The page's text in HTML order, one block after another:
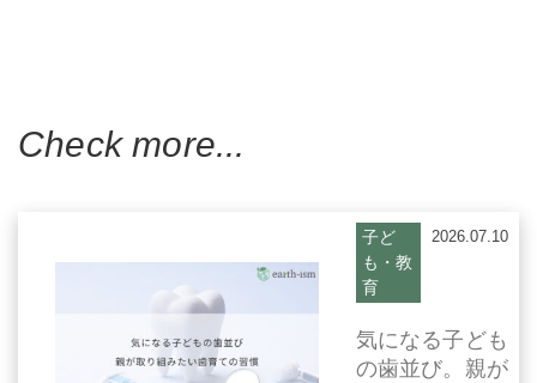
Check more...
子ど
も・教
育
2026.07.10
気になる子ども
の歯並び。親が